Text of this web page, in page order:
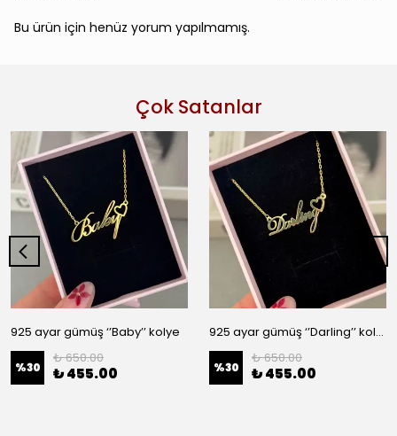
Bu ürün için henüz yorum yapılmamış.
Çok Satanlar
925 ayar gümüş ‘’Baby’’ kolye
%30
₺ 650.00
₺ 455.00
925 ayar gümüş ‘’Darling’’ kolye
%30
₺ 650.00
₺ 455.00